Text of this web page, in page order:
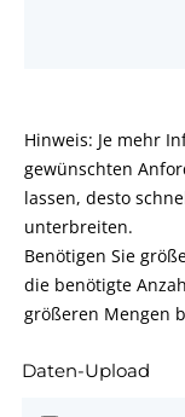
Hinweis: Je mehr
gewünschten
lassen, desto
unterbreiten.
Benötigen Sie
die benötigte
größeren Mengen
Daten-Upload